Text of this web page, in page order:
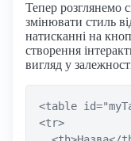
Тепер розглянемо
змінювати стиль
натисканні на
створення
вигляд у
<table
<tr>